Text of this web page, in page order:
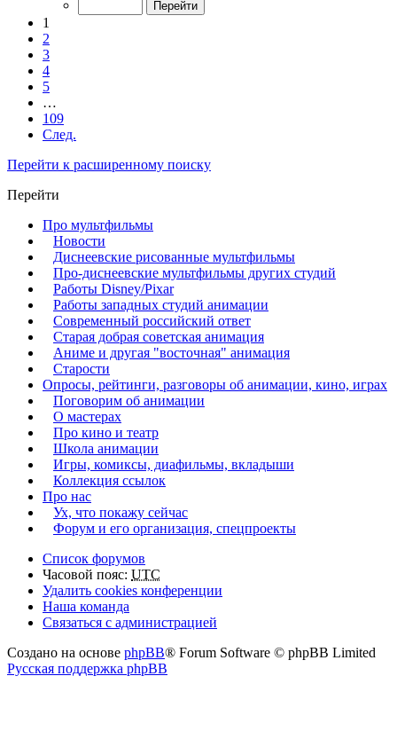
1
2
3
4
5
…
109
След.
Перейти к расширенному поиску
Перейти
Про мультфильмы
Новости
Диснеевские рисованные мультфильмы
Про-диснеевские мультфильмы других студий
Работы Disney/Pixar
Работы западных студий анимации
Современный российский ответ
Старая добрая советская анимация
Аниме и другая "восточная" анимация
Старости
Опросы, рейтинги, разговоры об анимации, кино, играх
Поговорим об анимации
О мастерах
Про кино и театр
Школа анимации
Игры, комиксы, диафильмы, вкладыши
Коллекция ссылок
Про нас
Ух, что покажу сейчас
Форум и его организация, спецпроекты
Список форумов
Часовой пояс: UTC
Удалить cookies конференции
Наша команда
Связаться с администрацией
Создано на основе phpBB® Forum Software © phpBB Limited
Русская поддержка phpBB